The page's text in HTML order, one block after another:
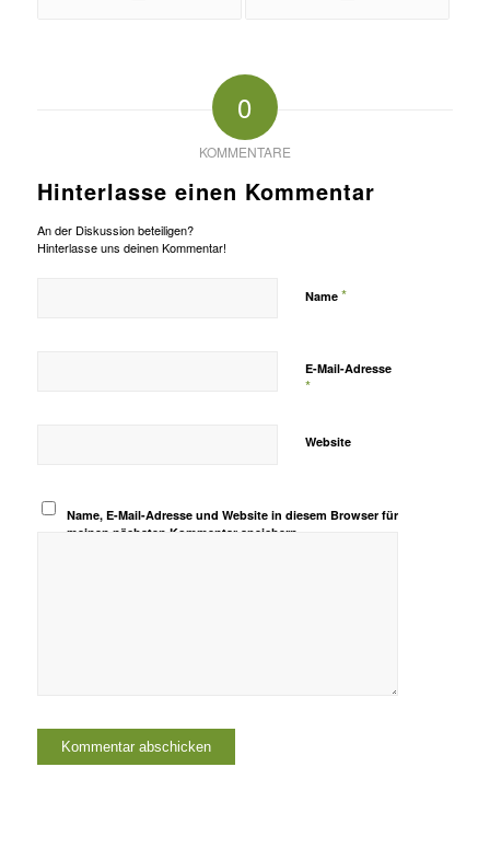
0
KOMMENTARE
Hinterlasse einen Kommentar
An der Diskussion beteiligen?
Hinterlasse uns deinen Kommentar!
Name *
E-Mail-Adresse
*
Website
Name, E-Mail-Adresse und Website in diesem Browser für
meinen nächsten Kommentar speichern.